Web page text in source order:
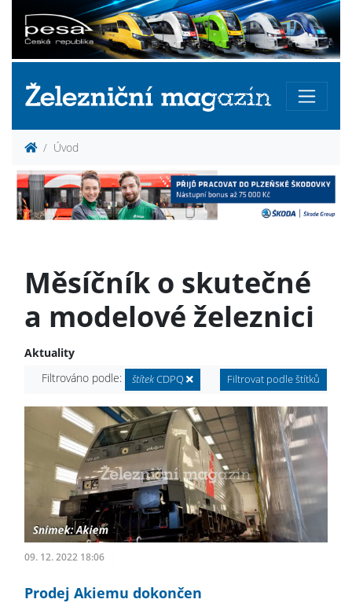
Úvod
Měsíčník o skutečné
a modelové železnici
Aktuality
Filtrováno podle:
štítekCDPQ Filtrovat podle štítků
09. 12. 2022 18:06
Prodej Akiemu dokončen